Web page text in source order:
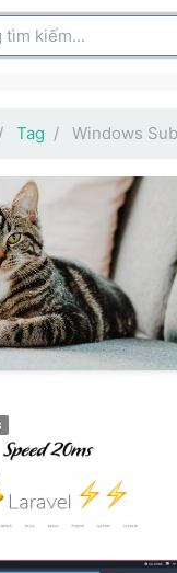
Tag Windows